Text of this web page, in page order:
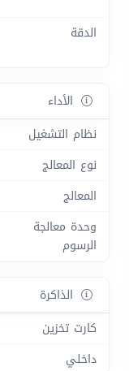
الدقة
الأداء
نظام التشغيل
نوع المعالج
المعالج
وحدة معالجة
الرسوم
الذاكرة
كارت تخزين
داخلي